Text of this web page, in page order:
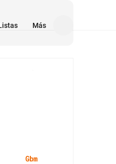
Más
Gbm